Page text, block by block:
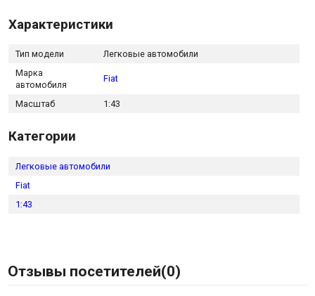
Характеристики
Тип модели
Легковые автомобили
Марка
автомобиля
Fiat
Масштаб 1:43
Категории
Легковые автомобили
Fiat
1:43
Отзывы посетителей(0)